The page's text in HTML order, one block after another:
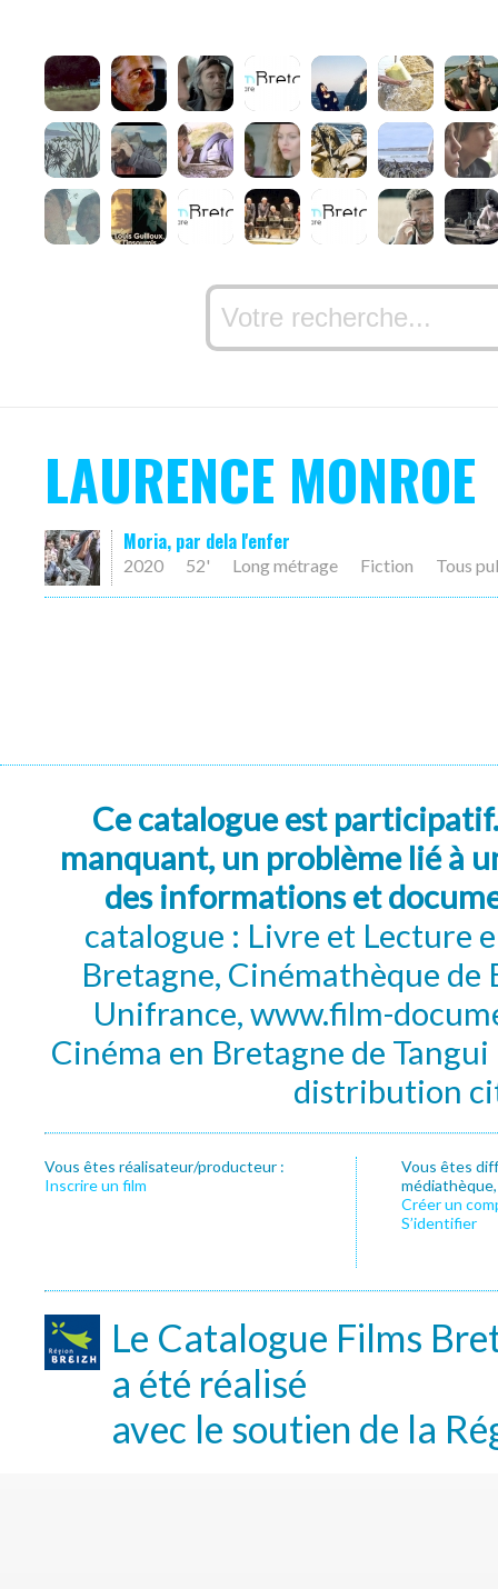
LAURENCE MONROE
Moria, par dela l'enfer
2020 52' Long métrage Fiction Tous
Ce catalogue est
manquant, un problème lié à
des informations et
catalogue : Livre et Lecture
Bretagne, Cinémathèque de
Unifrance, www.film-
Cinéma en Bretagne de
distribution
Vous êtes réalisateur/producteur :
Inscrire un film
Vous êtes
Créer un
S’identifier
Le Catalogue Films
a été réalisé
avec le soutien de la